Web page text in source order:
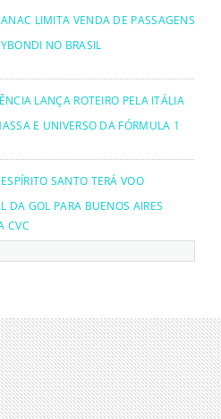
ANAC LIMITA VENDA DE PASSAGENS
NO BRASIL
LANÇA ROTEIRO PELA ITÁLIA
E UNIVERSO DA FÓRMULA 1
ESPÍRITO SANTO TERÁ VOO
DA GOL PARA BUENOS AIRES
CVC